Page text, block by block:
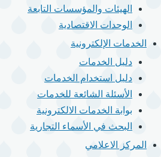
الهيئات والمؤسسات التابعة
الوحدات الاقتصادية
الخدمات الإلكترونية
دليل الخدمات
دليل استخدام الخدمات
الأسئلة الشائعة للخدمات
بوابة الخدمات الالكترونية
البحث في الأسماء التجارية
المركز الاعلامي